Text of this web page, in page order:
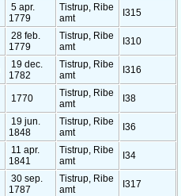
5 apr.
1779
Tistrup, Ribe
amt
I315
28 feb.
1779
Tistrup, Ribe
amt
I310
19 dec.
1782
Tistrup, Ribe
amt
I316
1770
Tistrup, Ribe
amt
I38
19 jun.
1848
Tistrup, Ribe
amt
I36
11 apr.
1841
Tistrup, Ribe
amt
I34
30 sep.
1787
Tistrup, Ribe
amt
I317